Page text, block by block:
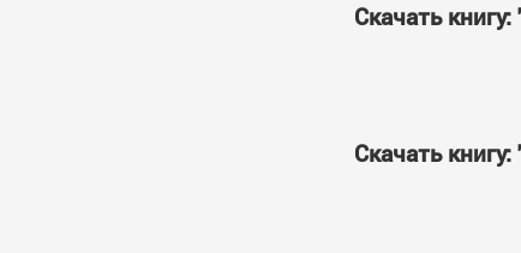
Скачать
Скачать